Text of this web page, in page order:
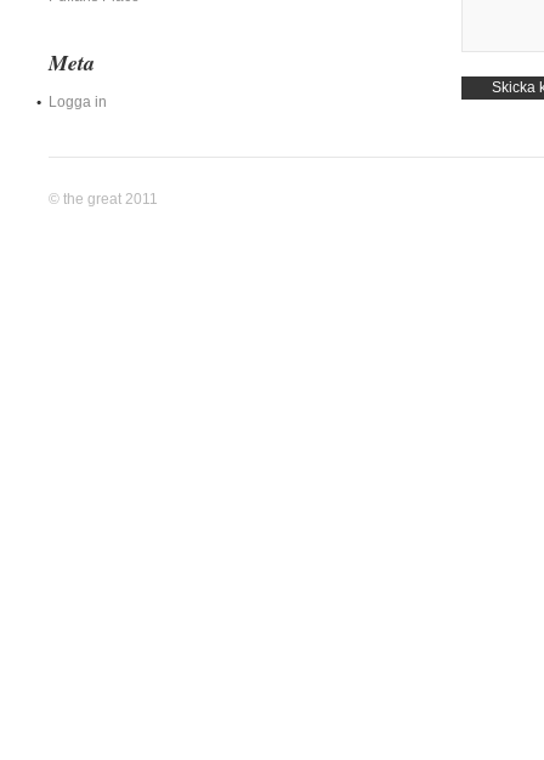
Meta
Logga in
© the great 2011